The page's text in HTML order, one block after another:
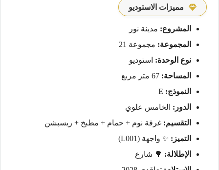
مميزات الاستوديو
المشروع: مدينة نور
المجموعة: مجموعة 21
نوع الوحدة: استوديو
المساحة:
النموذج:
الدور: الخامس علوي
التقسيم: غرفة نوم + حمام + مطبخ + ريسبشن
التميز: ✨ واجهة (L001)
الإطلالة: 🌳 شارع